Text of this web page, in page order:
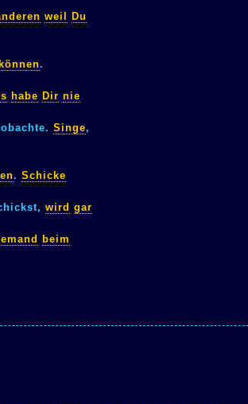
weil
Du
können.
habe Dir nie
Singe,
. Schicke
wird gar
beim